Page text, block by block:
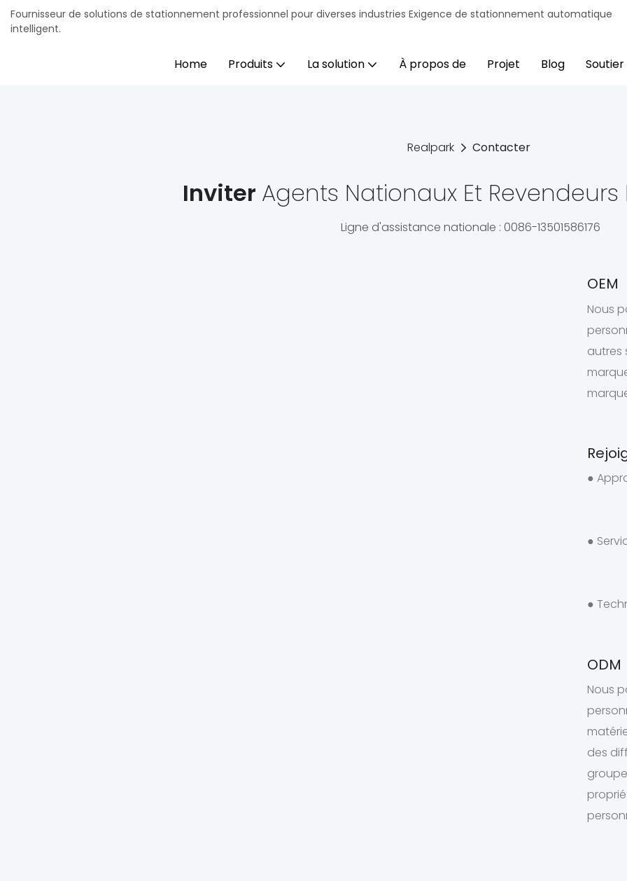
Fournisseur de solutions de stationnement professionnel pour diverses industries Exigence de stationnement automatique
intelligent.
Home Produits La solution À propos de Projet Blog Soutien
Realpark Contacter
Inviter Agents Nationaux Et
Ligne d'assistance nationale : 0086-13501586176
OEM
Nous
autres
●
●
●
ODM
Nous
des